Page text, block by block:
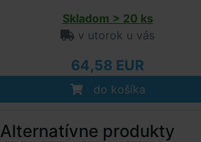
Skladom > 20 ks
v utorok u vás
64,58 EUR
do košíka
Alternatívne produkty